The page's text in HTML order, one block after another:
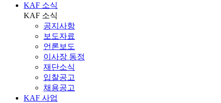
KAF 소식
KAF 소식
공지사항
보도자료
언론보도
이사장 동정
재단소식
입찰공고
채용공고
KAF 사업